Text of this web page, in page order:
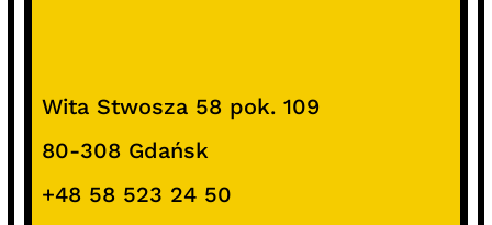
Wita Stwosza 58 pok. 109
80-308 Gdańsk
+48 58 523 24 50